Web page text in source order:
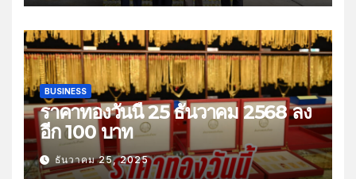
BUSINESS
ราคาทองวันนี้ 25 ธันวาคม 2568 ลง
อีก 100 บาท
ธันวาคม 25, 2025